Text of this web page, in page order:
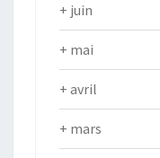
+ juin
+ mai
+ avril
+ mars